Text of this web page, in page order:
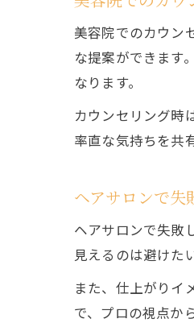
美容院でのカウン
な提案ができます
なります。
カウンセリング時
率直な気持ちを共
ヘアサロンで失
ヘアサロンで失敗
見えるのは避けた
また、仕上がりイ
で、プロの視点か